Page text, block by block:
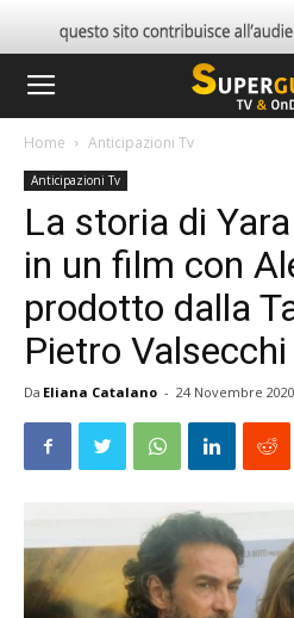
Home Anticipazioni Tv
Anticipazioni Tv
La storia di
in un film con
prodotto dalla
Pietro Valsecchi
Da Eliana Catalano - 24 Novembre 2020